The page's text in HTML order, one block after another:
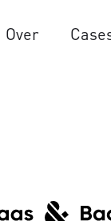
Over